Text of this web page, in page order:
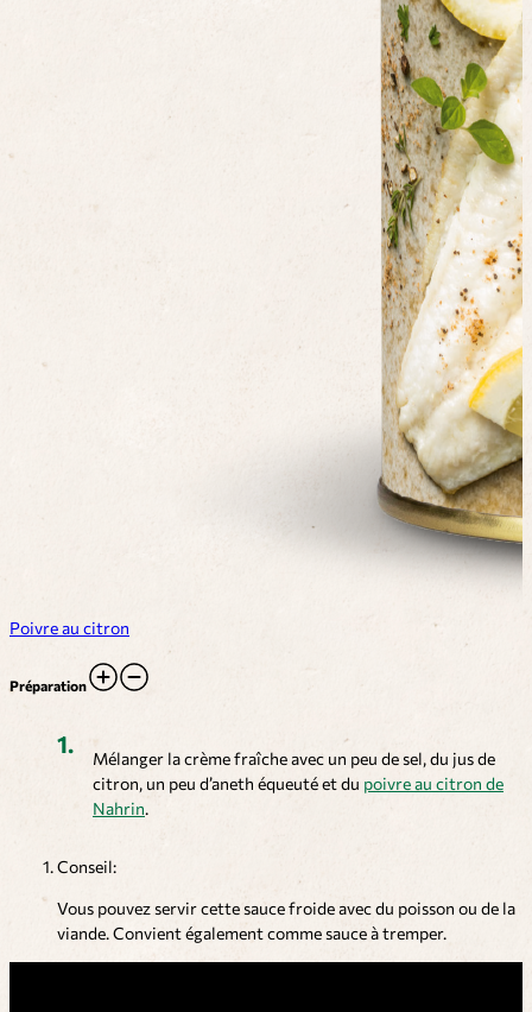
Poivre au citron
Préparation
Mélanger la crème fraîche avec un peu de sel, du jus de
citron, un peu d’aneth équeuté et du poivre au citron de
Nahrin.
Conseil:
Vous pouvez servir cette sauce froide avec du poisson ou de la
viande. Convient également comme sauce à tremper.